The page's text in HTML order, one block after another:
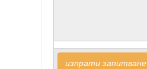
изпрати запитване